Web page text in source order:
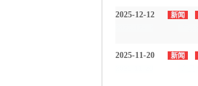
2025-12-12 新闻
2025-11-20 新闻